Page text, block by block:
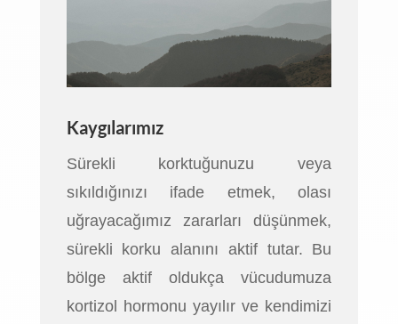
Kaygılarımız
Sürekli korktuğunuzu veya
sıkıldığınızı ifade etmek, olası
uğrayacağımız zararları düşünmek,
sürekli korku alanını aktif tutar. Bu
bölge aktif oldukça vücudumuza
kortizol hormonu yayılır ve kendimizi